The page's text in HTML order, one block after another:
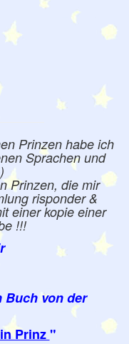
Prinzen habe ich
Sprachen und
Prinzen, die mir
risponder &
einer kopie einer
!!!
Buch von der
Prinz"